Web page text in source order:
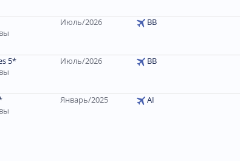
Июль/2026 ВВ
5*
Июль/2026 ВВ
Январь/2025 AI